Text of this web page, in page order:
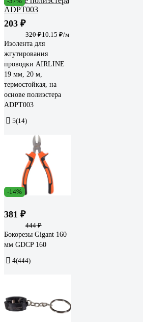
203 ₽
320 ₽10.15 ₽/м
Изолента для
жгутирования
проводки AIRLINE
19 мм, 20 м,
термостойкая, на
основе полиэстера
ADPT003
5(14)
-14%
381 ₽
444 ₽
Бокорезы Gigant 160
мм GDCP 160
4(444)